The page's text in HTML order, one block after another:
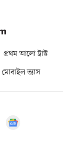
প্রথম আলো ট্রাস্ট
মোবাইল ভ্যাস